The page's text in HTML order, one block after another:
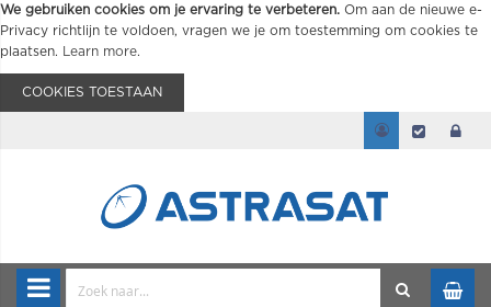
We gebruiken cookies om je ervaring te verbeteren. Om aan de nieuwe e-
Privacy richtlijn te voldoen, vragen we je om toestemming om cookies te
plaatsen.
Learn more.
COOKIES TOESTAAN